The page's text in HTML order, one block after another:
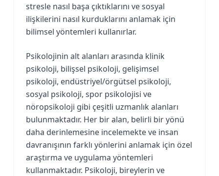
stresle nasıl başa çıktıklarını ve sosyal
ilişkilerini nasıl kurduklarını anlamak için
bilimsel yöntemleri kullanırlar.
Psikolojinin alt alanları arasında klinik
psikoloji, bilişsel psikoloji, gelişimsel
psikoloji, endüstriyel/örgütsel psikoloji,
sosyal psikoloji, spor psikolojisi ve
nöropsikoloji gibi çeşitli uzmanlık alanları
bulunmaktadır. Her bir alan, belirli bir yönü
daha derinlemesine incelemekte ve insan
davranışının farklı yönlerini anlamak için özel
araştırma ve uygulama yöntemleri
kullanmaktadır. Psikoloji, bireylerin ve